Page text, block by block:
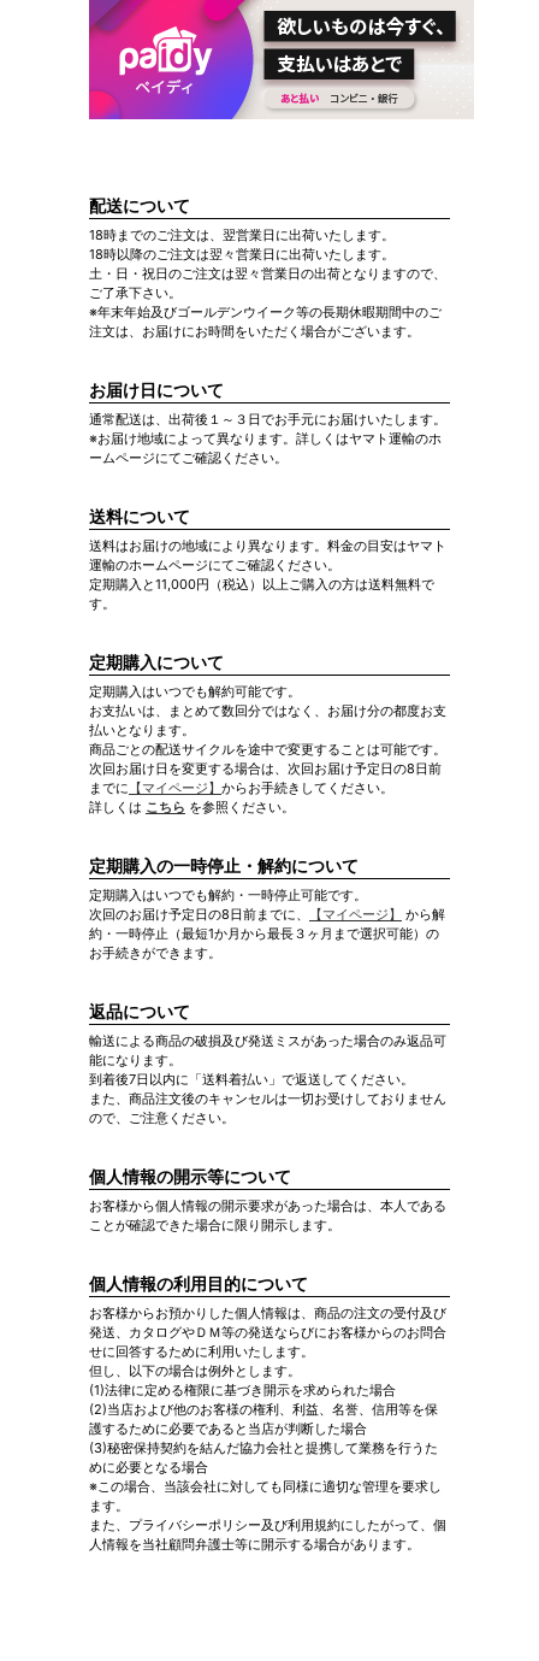
配送について
18時までのご注文は、翌営業日に出荷いたします。
18時以降のご注文は翌々営業日に出荷いたします。
土・日・祝日のご注文は翌々営業日の出荷となりますので、
ご了承下さい。
※年末年始及びゴールデンウイーク等の長期休暇期間中のご
注文は、お届けにお時間をいただく場合がございます。
お届け日について
通常配送は、出荷後１～３日でお手元にお届けいたします。
※お届け地域によって異なります。詳しくはヤマト運輸のホ
ームページにてご確認ください。
送料について
送料はお届けの地域により異なります。料金の目安はヤマト
運輸のホームページにてご確認ください。
定期購入と11,000円（税込）以上ご購入の方は送料無料で
す。
定期購入について
定期購入はいつでも解約可能です。
お支払いは、まとめて数回分ではなく、お届け分の都度お支
払いとなります。
商品ごとの配送サイクルを途中で変更することは可能です。
次回お届け日を変更する場合は、次回お届け予定日の8日前
までに 【マイページ】 からお手続きしてください。
詳しくは こちら を参照ください。
定期購入の一時停止・解約について
定期購入はいつでも解約・一時停止可能です。
次回のお届け予定日の8日前までに、
【マイページ】
から解
約・一時停止（最短1か月から最長３ヶ月まで選択可能）の
お手続きができます。
返品について
輸送による商品の破損及び発送ミスがあった場合のみ返品可
能になります。
到着後7日以内に「送料着払い」で返送してください。
また、商品注文後のキャンセルは一切お受けしておりません
ので、ご注意ください。
個人情報の開示等について
お客様から個人情報の開示要求があった場合は、本人である
ことが確認できた場合に限り開示します。
個人情報の利用目的について
お客様からお預かりした個人情報は、商品の注文の受付及び
発送、カタログやＤＭ等の発送ならびにお客様からのお問合
せに回答するために利用いたします。
但し、以下の場合は例外とします。
(1)法律に定める権限に基づき開示を求められた場合
(2)当店および他のお客様の権利、利益、名誉、信用等を保
護するために必要であると当店が判断した場合
(3)秘密保持契約を結んだ協力会社と提携して業務を行うた
めに必要となる場合
※この場合、当該会社に対しても同様に適切な管理を要求し
ます。
また、プライバシーポリシー及び利用規約にしたがって、個
人情報を当社顧問弁護士等に開示する場合があります。